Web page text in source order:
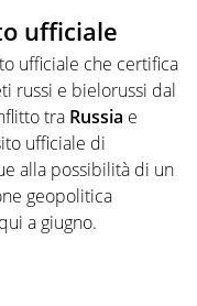
ufficiale
ufficiale che certifica
russi e bielorussi dal
tra Russia e
ufficiale di
alla possibilità di un
geopolitica
a giugno.